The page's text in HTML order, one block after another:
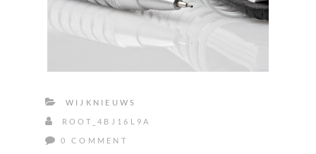
WIJKNIEUWS
ROOT_4BJ16L9A
0 COMMENT